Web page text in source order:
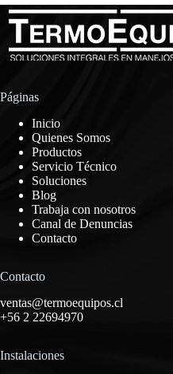
Páginas
Inicio
Quienes Somos
Productos
Servicio Técnico
Soluciones
Blog
Trabaja con nosotros
Canal de Denuncias
Contacto
Contacto
ventas@termoequipos.cl
+56 2 22694970
Instalaciones